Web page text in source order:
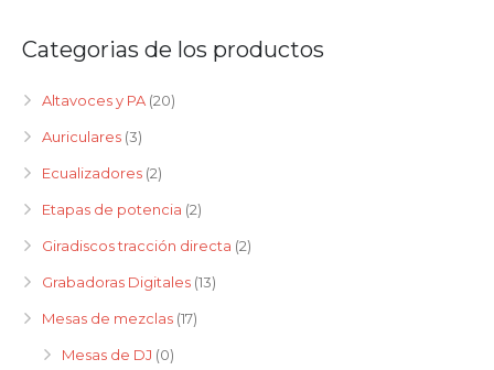
Categorias de los productos
Altavoces y PA (20)
Auriculares (3)
Ecualizadores (2)
Etapas de potencia (2)
Giradiscos tracción directa (2)
Grabadoras Digitales (13)
Mesas de mezclas (17)
Mesas de DJ (0)